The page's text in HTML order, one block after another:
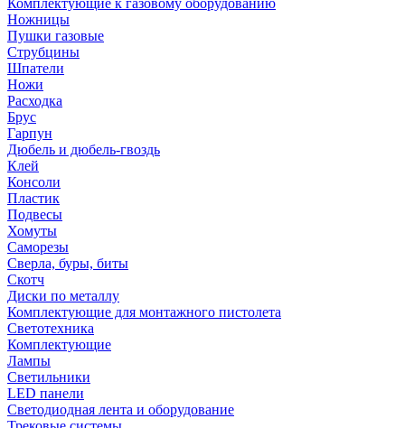
Комплектующие к газовому оборудованию
Ножницы
Пушки газовые
Струбцины
Шпатели
Ножи
Расходка
Брус
Гарпун
Дюбель и дюбель-гвоздь
Клей
Консоли
Пластик
Подвесы
Хомуты
Саморезы
Сверла, буры, биты
Скотч
Диски по металлу
Комплектующие для монтажного пистолета
Светотехника
Комплектующие
Лампы
Светильники
LED панели
Светодиодная лента и оборудование